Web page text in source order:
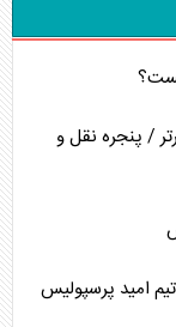
/ پنجره نقل و
امید پرسپولیس